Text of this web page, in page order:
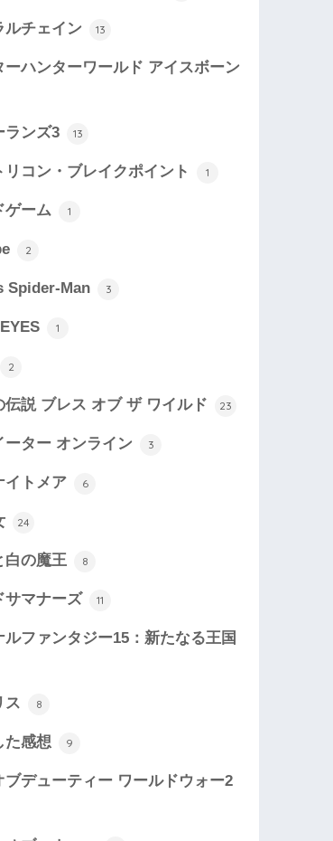
ルチェイン 13
ーハンターワールド アイスボーン
ランズ3 13
リコン・ブレイクポイント 1
ゲーム 1
2
Spider-Man 3
1
2
伝説 ブレス オブ ザ ワイルド 23
ーター オンライン 3
イトメア 6
24
白の魔王 8
サマナーズ 11
ルファンタジー15：新たなる王国
ス 8
た感想 9
ブデューティー ワールドウォー2